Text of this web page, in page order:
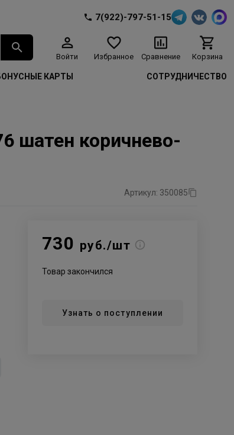
7(922)-797-51-15
Войти Избранное Сравнение Корзина
КАРТЫ СОТРУДНИЧЕСТВО
шатен коричнево-
Артикул: 350085
730 руб./шт
Товар закончился
Узнать о поступлении